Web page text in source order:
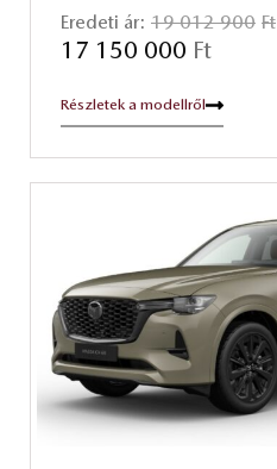
Eredeti ár: 19 012 900 Ft
17 150 000 Ft
Részletek a modellről